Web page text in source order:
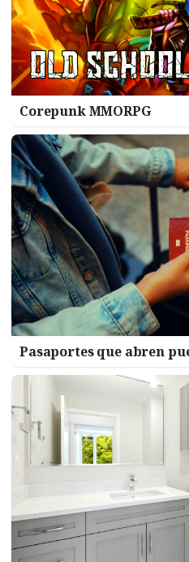
Corepunk MMORPG
Pasaportes que abren